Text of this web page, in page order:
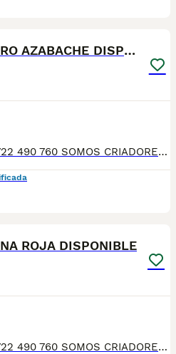
CANICHE ENANO MEGRO AZABACHE DISPONIBLE
TELÉFONO O WHATSAPP 722 490 760 SOMOS CRIADORES DIRECTOS SIN INTERMEDIARIOS! MÁS DE 20 AÑOS EN EL SECTOR NOS AVALAN, VALORANDO TANTO LA CRIA RESPONSABLE COMO TAMBIÉN LA SELECCIÓN PARA MEJORAR LA RAZA DURANTE TODOS ESTOS AÑOS. NUESTROS CACHORROS SE ENTREGAN PREVIAMENTE REVISADOS POR NUESTRO VETERINARIO PROFESIONAL Y BAJO LOS MAS ESTRICTOS CONTROLES DE SALUD, HACEMOS HINCAPIÉ EN SU SOCIABILIZACIÓN PARA SU CORRECTO DESARROLLO NEUROLOGICO! Y OS ASESORAMOS ANTES DURANTE Y DESPUES DE LA ENTREGA PARA QUE TODO SEA LO MAS AFABLE Y FACIL POSIBLE DURANTE LA ADAPTACION! NUESTROS BEBES SE ENTREGAN A PARTIR DE LOS DOS MESES CON SUS VACUNAS AL DIA, DESPARASITADOS Y CON GARANTIAS DE SALUD, MICROCHIP Y CARTILLA DE VACUNACION! SI BUSCAS UN COMPAÑERO SANO Y EQUILIBRADO ESTE ES EL LUGAR, TE ASESORAREMOS DURANTE TODO EL PROCESO NO DUDES EN CONSULTAR POR NUESTROS PEQUES AL 722 490 760
ROJA DISPONIBLE
TELÉFONO O WHATSAPP 722 490 760 SOMOS CRIADORES DIRECTOS SIN INTERMEDIARIOS! MÁS DE 20 AÑOS EN EL SECTOR NOS AVALAN, VALORANDO TANTO LA CRIA RESPONSABLE COMO TAMBIÉN LA SELECCIÓN PARA MEJORAR LA RAZA DURANTE TODOS ESTOS AÑOS. NUESTROS CACHORROS SE ENTREGAN PREVIAMENTE REVISADOS POR NUESTRO VETERINARIO PROFESIONAL Y BAJO LOS MAS ESTRICTOS CONTROLES DE SALUD, HACEMOS HINCAPIÉ EN SU SOCIABILIZACIÓN PARA SU CORRECTO DESARROLLO NEUROLOGICO! Y OS ASESORAMOS ANTES DURANTE Y DESPUES DE LA ENTREGA PARA QUE TODO SEA LO MAS AFABLE Y FACIL POSIBLE DURANTE LA ADAPTACION! NUESTROS BEBES SE ENTREGAN A PARTIR DE LOS DOS MESES CON SUS VACUNAS AL DIA, DESPARASITADOS Y CON GARANTIAS DE SALUD, MICROCHIP Y CARTILLA DE VACUNACION! SI BUSCAS UN COMPAÑERO SANO Y EQUILIBRADO ESTE ES EL LUGAR, TE ASESORAREMOS DURANTE TODO EL PROCESO NO DUDES EN CONSULTAR POR NUESTROS PEQUES AL 722 490 760